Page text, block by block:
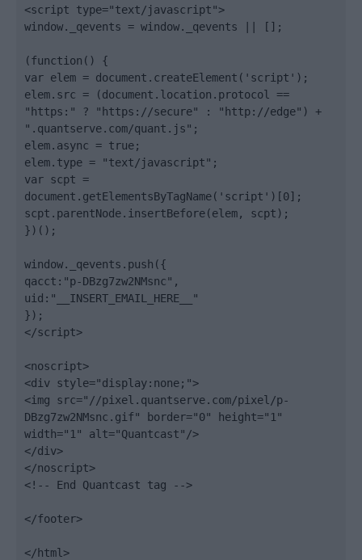
<script type="text/javascript">
window._qevents = window._qevents || [];
(function() {
var elem = document.createElement('script');
elem.src = (document.location.protocol ==
"https:" ? "https://secure" : "http://edge") +
".quantserve.com/quant.js";
elem.async = true;
elem.type = "text/javascript";
var scpt =
document.getElementsByTagName('script')[0];
scpt.parentNode.insertBefore(elem, scpt);
})();
window._qevents.push({
qacct:"p-DBzg7zw2NMsnc",
uid:"__INSERT_EMAIL_HERE__"
});
</script>
<noscript>
<div style="display:none;">
<img src="//pixel.quantserve.com/pixel/p-
DBzg7zw2NMsnc.gif" border="0" height="1"
width="1" alt="Quantcast"/>
</div>
</noscript>
<!-- End Quantcast tag -->
</footer>
</html>